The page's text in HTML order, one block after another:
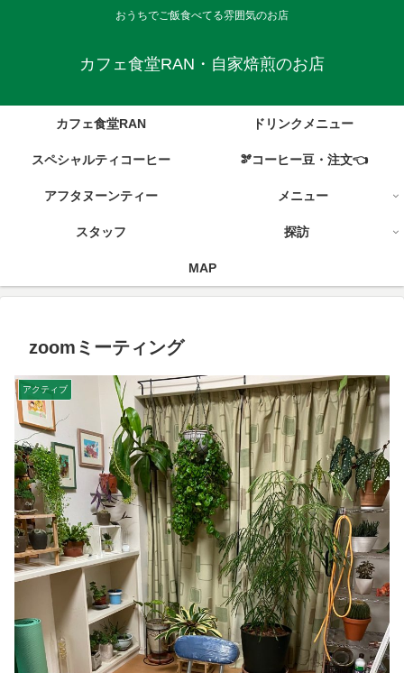
おうちでご飯食べてる雰囲気のお店
カフェ食堂RAN・自家焙煎のお店
カフェ食堂RAN ドリンクメニュー
スペシャルティコーヒー 🫘コーヒー豆・注文👈
アフタヌーンティー メニュー
スタッフ 探訪
MAP
zoomミーティング
アクティブ